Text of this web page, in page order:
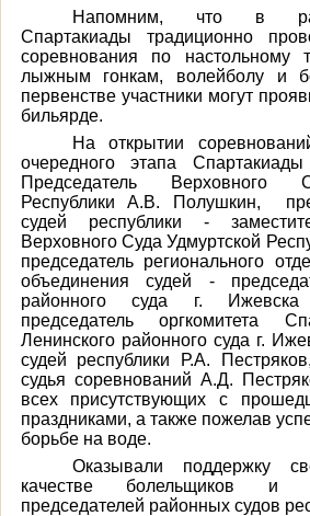
Напомним, что в
Спартакиады традиционно
соревнования по настольному
лыжным гонкам, волейболу и
первенстве участники могут
бильярде.
На открытии
очередного этапа Спартакиады
Председатель Верховного
Республики А.В. Полушкин,
судей республики -
Верховного Суда Удмуртской
председатель регионального
объединения судей -
районного суда г.
председатель оргкомитета
Ленинского районного суда г.
судей республики Р.А.
судья соревнований А.Д.
всех присутствующих с
праздниками, а также пожелав
борьбе на воде.
Оказывали поддержку
качестве болельщиков и
председателей районных судов